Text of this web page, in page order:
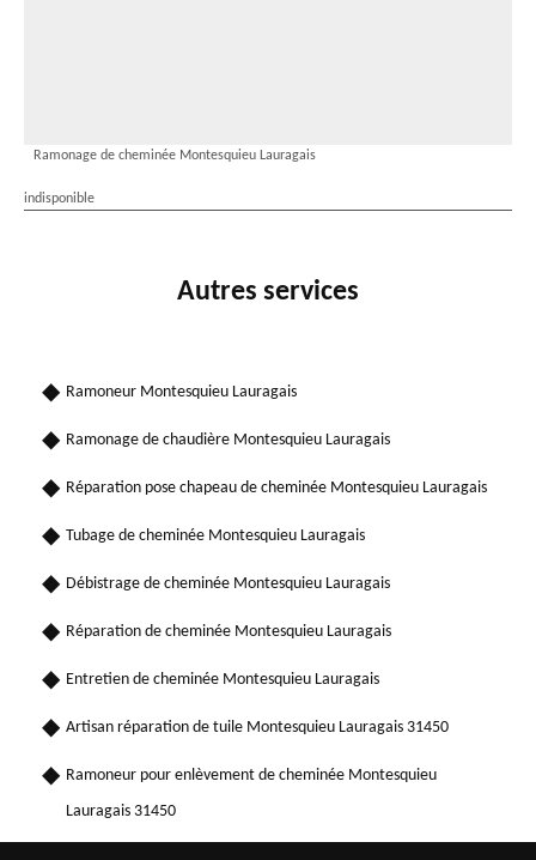
Ramonage de cheminée Montesquieu Lauragais
indisponible
Autres services
Ramoneur Montesquieu Lauragais
Ramonage de chaudière Montesquieu Lauragais
Réparation pose chapeau de cheminée Montesquieu Lauragais
Tubage de cheminée Montesquieu Lauragais
Débistrage de cheminée Montesquieu Lauragais
Réparation de cheminée Montesquieu Lauragais
Entretien de cheminée Montesquieu Lauragais
Artisan réparation de tuile Montesquieu Lauragais 31450
Ramoneur pour enlèvement de cheminée Montesquieu
Lauragais 31450